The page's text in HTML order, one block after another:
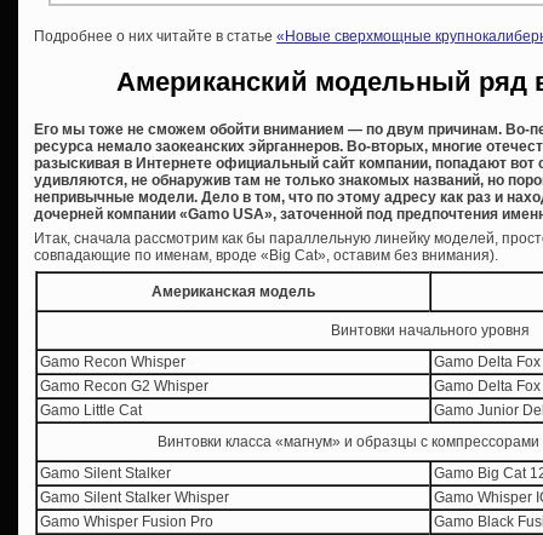
Подробнее о них читайте в статье «Новые сверхмощные
Американский модельный ряд
Его мы тоже не сможем обойти вниманием — по двум причинам. Во-
ресурса немало заокеанских эйрганнеров. Во-вторых, многие
разыскивая в Интернете официальный сайт компании, попадают
удивляются, не обнаружив там не только знакомых названий, но
непривычные модели. Дело в том, что по этому адресу как раз и
дочерней компании «Gamo USA», заточенной под предпочтения
Итак, сначала рассмотрим как бы параллельную линейку моделей,
совпадающие по именам, вроде «Big Cat», оставим без внимания).
Американская модель
Винтовки начального уровня
Gamo Recon Whisper
Gamo Delta
Gamo Recon G2 Whisper
Gamo Delta
Gamo Little Cat
Gamo Junior
Винтовки класса «магнум» и образцы с
Gamo Silent Stalker
Gamo Big Cat
Gamo Silent Stalker Whisper
Gamo Whisper
Gamo Whisper Fusion Pro
Gamo Black